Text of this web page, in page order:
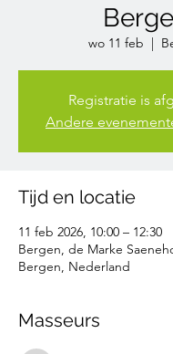
wo 11 feb
  |
Registratie is
Andere
Tijd en locatie
11 feb 2026, 10:00 – 12:30
Bergen, de Marke
Bergen, Nederland
Masseurs